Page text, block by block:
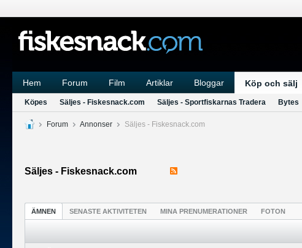
Hem Forum Film Artiklar Bloggar Köp och sälj
Köpes Säljes - Fiskesnack.com Säljes - Sportfiskarnas Tradera Bytes
Forum Annonser Säljes - Fiskesnack.com
Säljes - Fiskesnack.com
ÄMNEN SENASTE AKTIVITETEN MINA PRENUMERATIONER FOTON